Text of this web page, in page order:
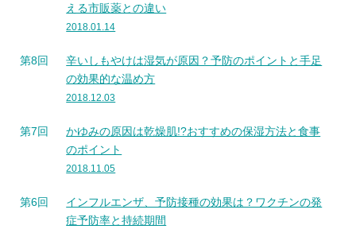
える市販薬との違い
2018.01.14
第8回
辛いしもやけは湿気が原因？予防のポイントと手足
の効果的な温め方
2018.12.03
第7回
かゆみの原因は乾燥肌!?おすすめの保湿方法と食事
のポイント
2018.11.05
第6回
インフルエンザ、予防接種の効果は？ワクチンの発
症予防率と持続期間